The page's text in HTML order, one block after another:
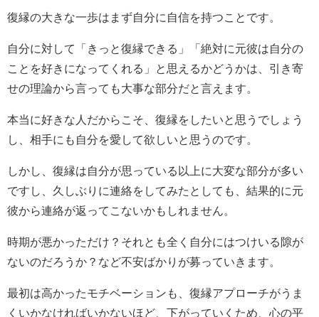
復縁の大きな一歩はまず自分に自信を持つことです。
自分に対して「きっと復縁できる」「絶対に元彼は自分の
ことを好きになってくれる」と思えるかどうかは、引き寄
せの理論から言っても大事な部分だと言えます。
本当に好きな人だからこそ、復縁をしたいと思うでしょう
し、相手にも自分を愛して欲しいと思うのです。
しかし、復縁は自分が思っている以上に大変な部分が多い
ですし、久しぶりに連絡をしてみたとしても、結果的に元
彼から連絡が返ってこないかもしれません。
時期が悪かっただけ？それとも全く自分にはつけいる隙が
ないのだろうか？など不安ばかりが募っていきます。
最初は高かったモチベーションも、復縁アプローチがうま
くいかなければいかないほど、下がっていくため、心の平